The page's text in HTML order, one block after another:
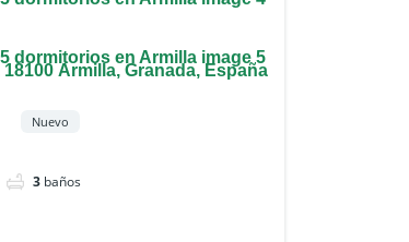
18100 Armilla, Granada, España
Nuevo
3 baños